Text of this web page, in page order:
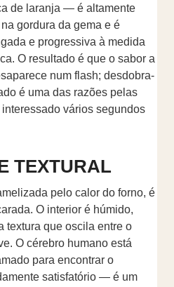
de laranja — é altamente
gordura da gema e é
e progressiva à medida
O resultado é que o sabor a
num flash; desdobra-
é uma das razões pelas
vários segundos
TEXTURAL
pelo calor do forno, é
O interior é húmido,
textura que oscila entre o
O cérebro humano está
para encontrar o
satisfatório — é um